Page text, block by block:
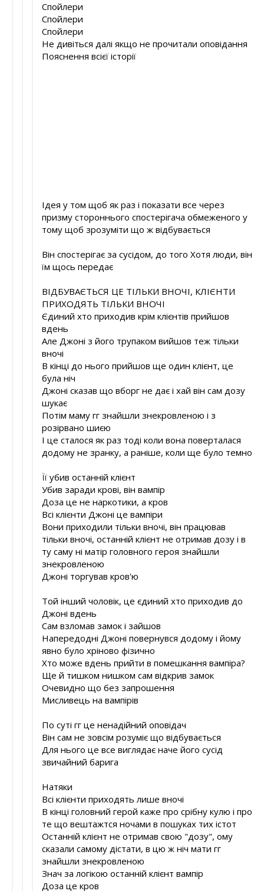
Спойлери
Спойлери
Спойлери
Не дивіться далі якщо не прочитали оповідання
Пояснення всієї історії
Ідея у том щоб як раз і показати все через
призму стороннього спостерігача обмеженого у
тому щоб зрозуміти що ж відбувається
Він спостерігає за сусідом, до того Хотя люди, він
їм щось передає
ВІДБУВАЄТЬСЯ ЦЕ ТІЛЬКИ ВНОЧІ, КЛІЄНТИ
ПРИХОДЯТЬ ТІЛЬКИ ВНОЧІ
Єдиний хто приходив крім клієнтів прийшов
вдень
Але Джоні з його трупаком вийшов теж тільки
вночі
В кінці до нього прийшов ще один клієнт, це
була ніч
Джоні сказав що вборг не дає і хай він сам дозу
шукає
Потім маму гг знайшли знекровленою і з
розірвано шиєю
І це сталося як раз тоді коли вона поверталася
додому не зранку, а раніше, коли ще було темно
Її убив останній клієнт
Убив заради крові, він вампір
Доза це не наркотики, а кров
Всі клієнти Джоні це вампіри
Вони приходили тільки вночі, він працював
тільки вночі, останній клієнт не отримав дозу і в
ту саму ні матір головного героя знайшли
знекровленою
Джоні торгував кров'ю
Той інший чоловік, це єдиний хто приходив до
Джоні вдень
Сам взломав замок і зайшов
Напередодні Джоні повернувся додому і йому
явно було хріново фізично
Хто може вдень прийти в помешкання вампіра?
Ще й тишком нишком сам відкрив замок
Очевидно що без запрошення
Мисливець на вампірів
По суті гг це ненадійний оповідач
Він сам не зовсім розуміє що відбувається
Для нього це все виглядає наче його сусід
звичайний барига
Натяки
Всі клієнти приходять лише вночі
В кінці головний герой каже про срібну кулю і про
те що вештажтся ночами в пошуках тих істот
Останній клієнт не отримав свою "дозу", ому
сказали самому дістати, в цю ж ніч мати гг
знайшли знекровленою
Знач за логікою останній клієнт вампір
Доза це кров